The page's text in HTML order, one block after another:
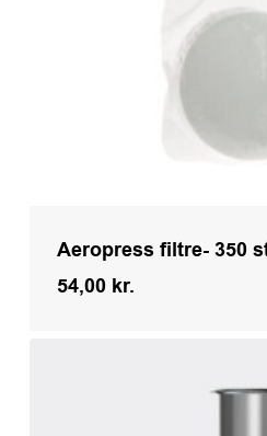
Aeropress filtre- 350
54,00 kr.